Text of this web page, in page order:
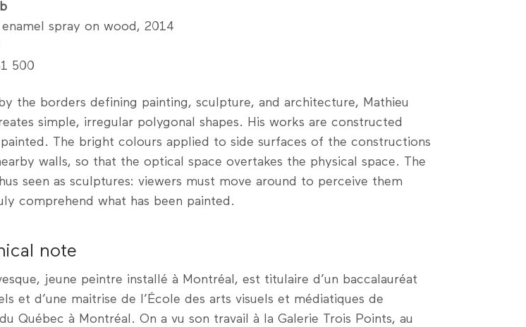
spray on wood, 2014
500
the borders defining painting, sculpture, and architecture, Mathieu
simple, irregular polygonal shapes. His works are constructed
The bright colours applied to side surfaces of the constructions
walls, so that the optical space overtakes the physical space. The
seen as sculptures: viewers must move around to perceive them
comprehend what has been painted.
note
jeune peintre installé à Montréal, est titulaire d’un baccalauréat
et d’une maitrise de l’École des arts visuels et médiatiques de
du Québec à Montréal. On a vu son travail à la Galerie Trois Points, au